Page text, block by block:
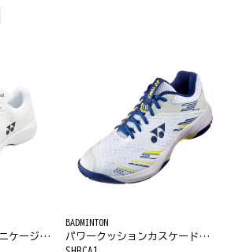
パワークッションソニケージワイドGC
BADMINTON
パワークッションカスケードアクセル